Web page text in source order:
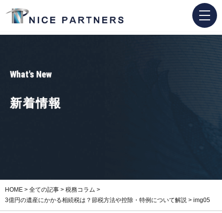
What's New
新着情報
HOME > 全ての記事 > 税務コラム >
3億円の遺産にかかる相続税は？節税方法や控除・特例について解説 > img05